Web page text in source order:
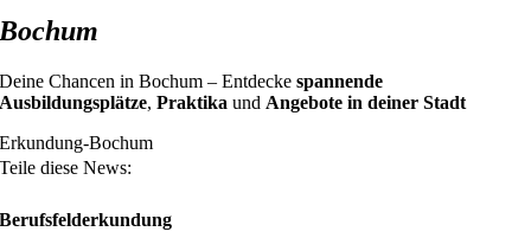
Bochum
Deine Chancen in Bochum – Entdeckespannende
Ausbildungsplätze,Praktikaund Angebote in deiner Stadt
Erkundung-Bochum
Teile diese News:
Berufsfelderkundung